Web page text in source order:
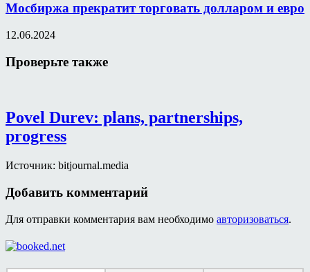
Мосбиржа прекратит торговать долларом и евро
12.06.2024
Проверьте также
Povel Durev: plans, partnerships,
progress
Источник: bitjournal.media
Добавить комментарий
Для отправки комментария вам необходимо авторизоваться.